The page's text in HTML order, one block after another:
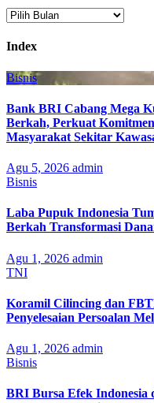
Arsip
Index
Bisnis
Bank BRI Cabang Mega
Berkah, Perkuat
Masyarakat Sekitar
Agu 5, 2026 admin
Bisnis
Laba Pupuk Indonesia
Berkah Transformasi
Agu 1, 2026 admin
TNI
Koramil Cilincing dan
Penyelesaian Persoalan
Agu 1, 2026 admin
Bisnis
BRI Bursa Efek Indonesia